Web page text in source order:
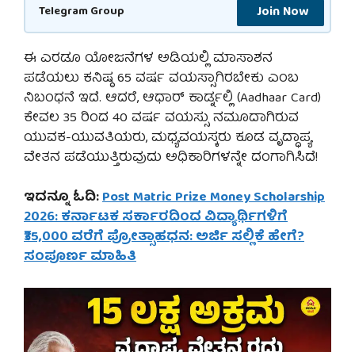
Telegram Group Join Now
ಈ ಎರಡೂ ಯೋಜನೆಗಳ ಅಡಿಯಲ್ಲಿ ಮಾಸಾಶನ
ಪಡೆಯಲು ಕನಿಷ್ಠ 65 ವರ್ಷ ವಯಸ್ಸಾಗಿರಬೇಕು ಎಂಬ
ನಿಬಂಧನೆ ಇದೆ. ಆದರೆ, ಆಧಾರ್ ಕಾರ್ಡ್ನಲ್ಲಿ (Aadhaar Card)
ಕೇವಲ 35 ರಿಂದ 40 ವರ್ಷ ವಯಸ್ಸು ನಮೂದಾಗಿರುವ
ಯುವಕ-ಯುವತಿಯರು, ಮಧ್ಯವಯಸ್ಕರು ಕೂಡ ವೃದ್ಧಾಪ್ಯ
ವೇತನ ಪಡೆಯುತ್ತಿರುವುದು ಅಧಿಕಾರಿಗಳನ್ನೇ ದಂಗಾಗಿಸಿದೆ!
ಇದನ್ನೂ ಓದಿ:Post Matric Prize Money Scholarship
2026: ಕರ್ನಾಟಕ ಸರ್ಕಾರದಿಂದ ವಿದ್ಯಾರ್ಥಿಗಳಿಗೆ
₹35,000 ವರೆಗೆ ಪ್ರೋತ್ಸಾಹಧನ: ಅರ್ಜಿ ಸಲ್ಲಿಕೆ ಹೇಗೆ?
ಸಂಪೂರ್ಣ ಮಾಹಿತಿ